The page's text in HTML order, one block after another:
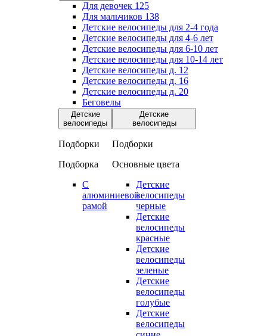
Для девочек 125
Для мальчиков 138
Детские велосипеды для 2-4 года
Детские велосипеды для 4-6 лет
Детские велосипеды для 6-10 лет
Детские велосипеды для 10-14 лет
Детские велосипеды д. 12
Детские велосипеды д. 16
Детские велосипеды д. 20
Беговелы
Детские
велосипеды
Подборки
Подборка
С
алюминиевой
рамой
Детские
велосипеды
Подборки
Основные цвета
Детские
велосипеды
черные
Детские
велосипеды
красные
Детские
велосипеды
зеленые
Детские
велосипеды
голубые
Детские
велосипеды